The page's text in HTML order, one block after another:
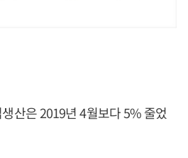
산은 2019년 4월보다 5% 줄었